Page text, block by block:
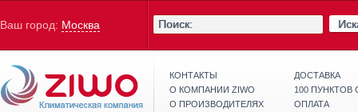
Ваш город: Москва
КОНТАКТЫ
О КОМПАНИИ ZIWO
О ПРОИЗВОДИТЕЛЯХ
ДОСТАВКА
100
ОПЛАТА